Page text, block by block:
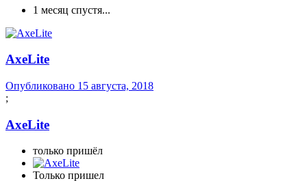
1 месяц спустя...
AxeLite
Опубликовано 15 августа, 2018
;
AxeLite
только пришёл
Только пришел